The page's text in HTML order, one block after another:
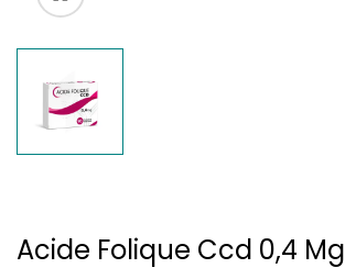
Acide Folique Ccd 0,4 Mg